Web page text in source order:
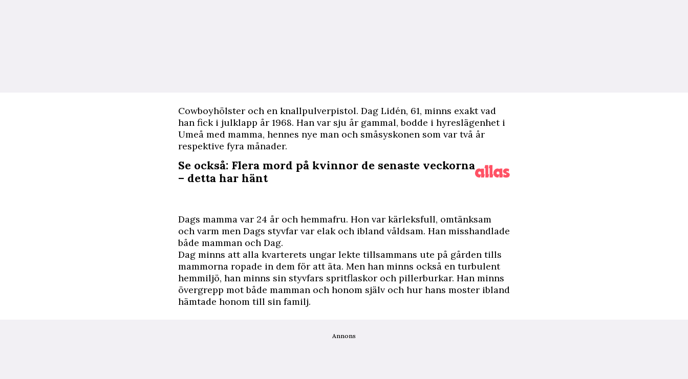
Cowboyhölster och en knallpulverpistol. Dag Lidén, 61, minns exakt vad
han fick i julklapp år 1968. Han var sju år gammal, bodde i hyreslägenhet i
Umeå med mamma, hennes nye man och småsyskonen som var två år
respektive fyra månader.
Se också: Flera mord på kvinnor de senaste veckorna
– detta har hänt
Dags mamma var 24 år och hemmafru. Hon var kärleksfull, omtänksam
och varm men Dags styvfar var elak och ibland våldsam. Han misshandlade
både mamman och Dag.
Dag minns att alla kvarterets ungar lekte tillsammans ute på gården tills
mammorna ropade in dem för att äta. Men han minns också en turbulent
hemmiljö, han minns sin styvfars spritflaskor och pillerburkar. Han minns
övergrepp mot både mamman och honom själv och hur hans moster ibland
hämtade honom till sin familj.
Annons